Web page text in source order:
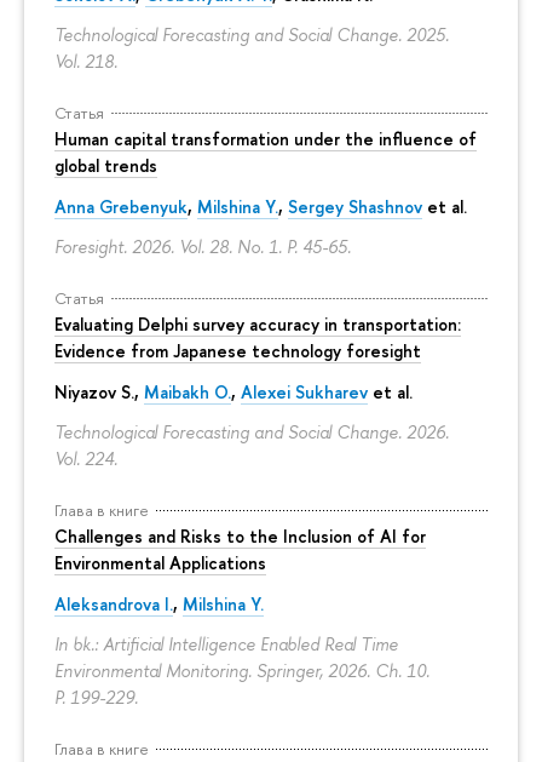
Technological Forecasting and Social Change. 2025.
Vol. 218.
Статья
Human capital transformation under the influence of
global trends
Anna Grebenyuk, Milshina Y., Sergey Shashnov et al.
Foresight. 2026. Vol. 28. No. 1. P. 45-65.
Статья
Evaluating Delphi survey accuracy in transportation:
Evidence from Japanese technology foresight
Niyazov S., Maibakh O., Alexei Sukharev et al.
Technological Forecasting and Social Change. 2026.
Vol. 224.
Глава в книге
Challenges and Risks to the Inclusion of AI for
Environmental Applications
Aleksandrova I., Milshina Y.
In bk.: Artificial Intelligence Enabled Real Time
Environmental Monitoring. Springer, 2026. Ch. 10.
P. 199-229.
Глава в книге